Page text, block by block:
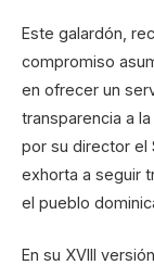
Este galardón,
compromiso
en ofrecer un
transparencia a
por su director el
exhorta a seguir
el pueblo
En su XVIII